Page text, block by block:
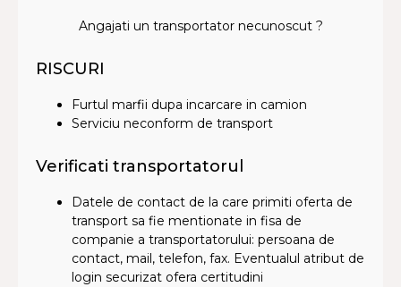
Angajati un transportator necunoscut ?
RISCURI
Furtul marfii dupa incarcare in camion
Serviciu neconform de transport
Verificati transportatorul
Datele de contact de la care primiti oferta de
transport sa fie mentionate in fisa de
companie a transportatorului: persoana de
contact, mail, telefon, fax. Eventualul atribut de
login securizat ofera certitudini